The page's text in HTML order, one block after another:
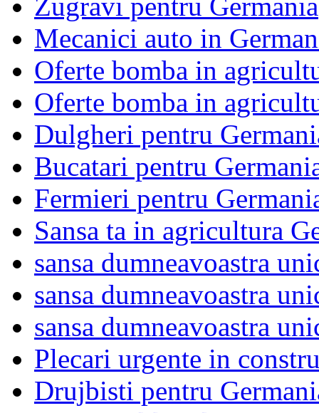
Zugravi pentru Germania
Mecanici auto in
Oferte bomba in
Oferte bomba in
Dulgheri pentru
Bucatari pentru
Fermieri pentru
Sansa ta in agricultura
sansa dumneavoastra
sansa dumneavoastra
sansa dumneavoastra
Plecari urgente in
Drujbisti pentru